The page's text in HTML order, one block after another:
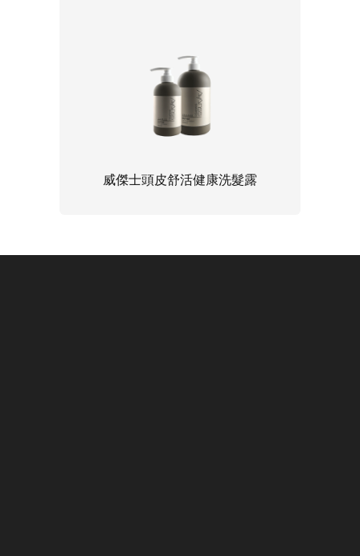
威傑士頭皮舒活健康洗髮露